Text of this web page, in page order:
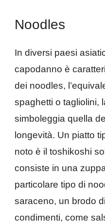
Noodles
In diversi paesi
capodanno è
dei noodles,
spaghetti o tagliolini,
simboleggia quella
longevità. Un piatto
noto è il toshikoshi
consiste in una
particolare tipo di
saraceno, un brodo
condimenti, come